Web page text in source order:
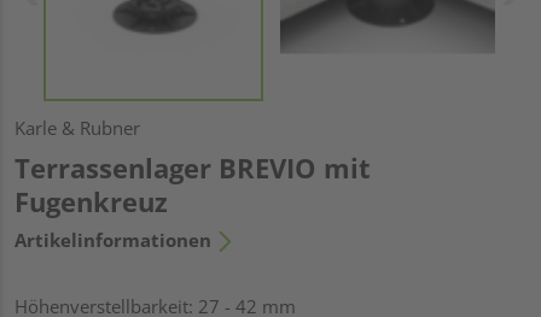
Karle & Rubner
Terrassenlager BREVIO mit
Fugenkreuz
Artikelinformationen
Höhenverstellbarkeit: 27 - 42 mm